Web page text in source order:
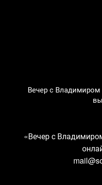
Вечер с
«Вечер с